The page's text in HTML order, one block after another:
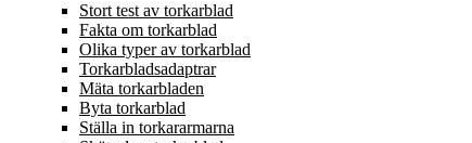
Stort test av torkarblad
Fakta om torkarblad
Olika typer av torkarblad
Torkarbladsadaptrar
Mäta torkarbladen
Byta torkarblad
Ställa in torkararmarna